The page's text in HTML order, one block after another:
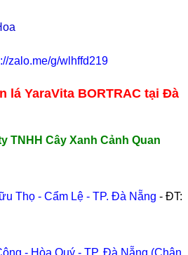
zalo.me/g/wlhffd219
lá YaraVita BORTRAC tại Đà
TNHH Cây Xanh Cảnh Quan
Thọ - Cẩm Lệ - TP. Đà Nẵng - ĐT: